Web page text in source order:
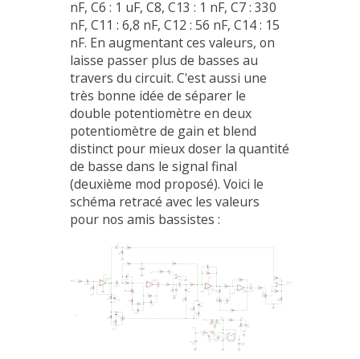
nF, C6 : 1 uF, C8, C13 : 1 nF, C7 : 330
nF, C11 : 6,8 nF, C12 : 56 nF, C14 : 15
nF. En augmentant ces valeurs, on
laisse passer plus de basses au
travers du circuit. C'est aussi une
très bonne idée de séparer le
double potentiomètre en deux
potentiomètre de gain et blend
distinct pour mieux doser la quantité
de basse dans le signal final
(deuxième mod proposé). Voici le
schéma retracé avec les valeurs
pour nos amis bassistes :